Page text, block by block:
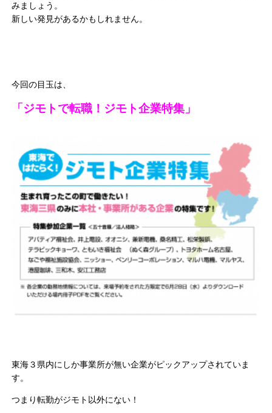
みましょう。
新しい発見があるかもしれません。
今回の目玉は、
「ジモトで転職！ジモト企業特集」
東海３県内にしか事業所が無い企業がピックアップされていま
す。
つまり転勤がジモト以外にない！